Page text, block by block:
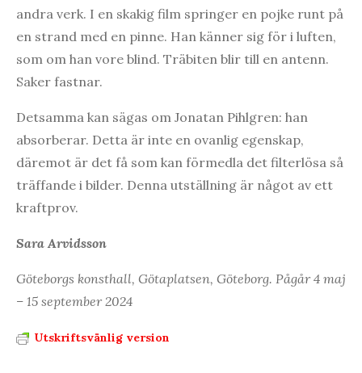
andra verk. I en skakig film springer en pojke runt på
en strand med en pinne. Han känner sig för i luften,
som om han vore blind. Träbiten blir till en antenn.
Saker fastnar.
Detsamma kan sägas om Jonatan Pihlgren: han
absorberar. Detta är inte en ovanlig egenskap,
däremot är det få som kan förmedla det filterlösa så
träffande i bilder. Denna utställning är något av ett
kraftprov.
Sara Arvidsson
Göteborgs konsthall, Götaplatsen, Göteborg. Pågår 4 maj
– 15 september 2024
Utskriftsvänlig version